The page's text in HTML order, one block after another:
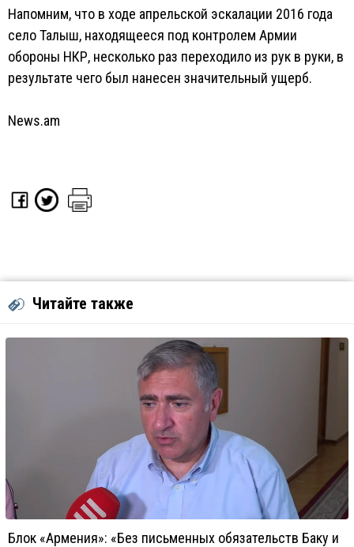
Напомним, что в ходе апрельской эскалации 2016 года
село Талыш, находящееся под контролем Армии
обороны НКР, несколько раз переходило из рук в руки, в
результате чего был нанесен значительный ущерб.
News.am
Читайте также
Блок «Армения»: «Без письменных обязательств Баку и